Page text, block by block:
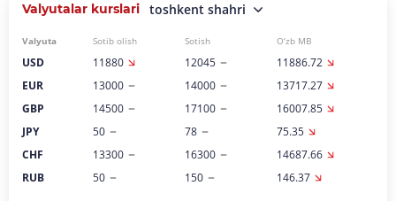
Valyutalar kurslari toshkent shahri
Valyuta Sotib olish Sotish O‘zb MB
USD 11880 12045
11886.72
EUR
13000 14000
13717.27
GBP
14500 17100
16007.85
JPY
50 78
75.35
CHF
13300 16300
14687.66
RUB
50 150 146.37